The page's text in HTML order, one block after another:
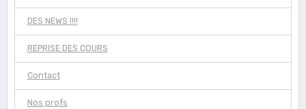
DES NEWS !!!!
REPRISE DES COURS
Contact
Nos profs